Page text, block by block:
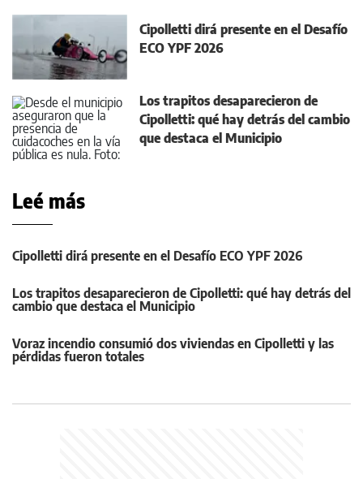
Cipolletti dirá presente en el Desafío
ECO YPF 2026
Los trapitos desaparecieron de
Cipolletti: qué hay detrás del cambio
que destaca el Municipio
Leé más
Cipolletti dirá presente en el Desafío ECO YPF 2026
Los trapitos desaparecieron de Cipolletti: qué hay detrás del
cambio que destaca el Municipio
Voraz incendio consumió dos viviendas en Cipolletti y las
pérdidas fueron totales